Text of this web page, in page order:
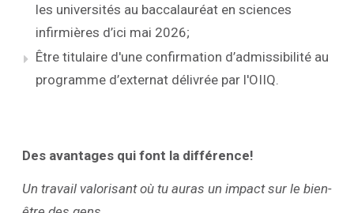
les universités au baccalauréat en sciences
infirmières d’ici mai 2026;
Être titulaire d'une confirmation d’admissibilité au
programme d’externat délivrée par l'OIIQ.
Des avantages qui font la différence!
Un travail valorisant où tu auras un impact sur le bien-